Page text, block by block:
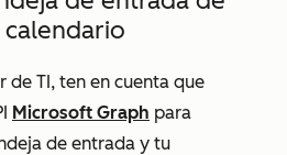
de TI, ten en cuenta que
Microsoft Graph para
de entrada y tu